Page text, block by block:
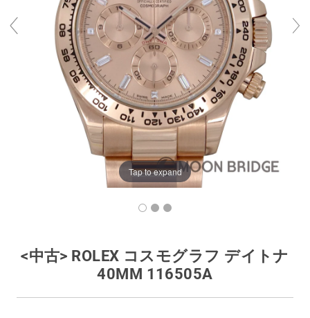
会社概要
Tap to expand
<中古> ROLEX コスモグラフ デイトナ
40MM 116505A